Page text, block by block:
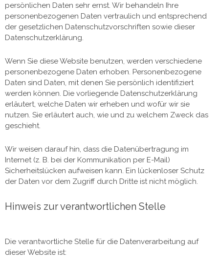
persönlichen Daten sehr ernst. Wir behandeln Ihre
personenbezogenen Daten vertraulich und entsprechend
der gesetzlichen Datenschutzvorschriften sowie dieser
Datenschutzerklärung.
Wenn Sie diese Website benutzen, werden verschiedene
personenbezogene Daten erhoben. Personenbezogene
Daten sind Daten, mit denen Sie persönlich identifiziert
werden können. Die vorliegende Datenschutzerklärung
erläutert, welche Daten wir erheben und wofür wir sie
nutzen. Sie erläutert auch, wie und zu welchem Zweck das
geschieht.
Wir weisen darauf hin, dass die Datenübertragung im
Internet (z. B. bei der Kommunikation per E-Mail)
Sicherheitslücken aufweisen kann. Ein lückenloser Schutz
der Daten vor dem Zugriff durch Dritte ist nicht möglich.
Hinweis zur verantwortlichen Stelle
Die verantwortliche Stelle für die Datenverarbeitung auf
dieser Website ist: